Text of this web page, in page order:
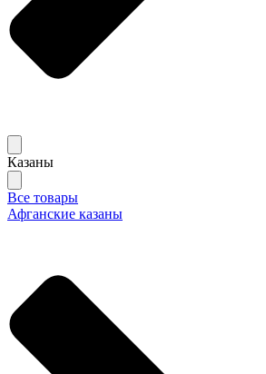
Казаны
Все товары
Афганские казаны